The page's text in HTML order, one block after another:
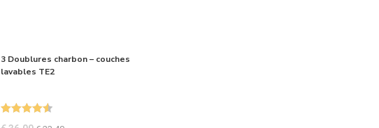
3 Doublures charbon – couches
lavables TE2